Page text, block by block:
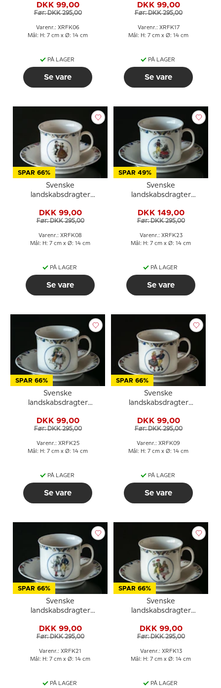
Gästrikland
DKK 99,00
Før: DKK 295,00
Varenr.: XRFK06
Mål: H: 7 cm x Ø: 14 cm
PÅ LAGER
Se vare
DKK 99,00
Før: DKK 295,00
Varenr.: XRFK17
Mål: H: 7 cm x Ø: 14 cm
PÅ LAGER
Se vare
SPAR 66%
Svenske
landskabsdragter
Härjedalen
DKK 99,00
Før: DKK 295,00
Varenr.: XRFK08
Mål: H: 7 cm x Ø: 14 cm
PÅ LAGER
Se vare
SPAR 49%
Svenske
landskabsdragter
DKK 149,00
Før: DKK 295,00
Varenr.: XRFK23
Mål: H: 7 cm x Ø: 14 cm
PÅ LAGER
Se vare
SPAR 66%
Svenske
landskabsdragter
Östergötland
DKK 99,00
Før: DKK 295,00
Varenr.: XRFK25
Mål: H: 7 cm x Ø: 14 cm
PÅ LAGER
Se vare
SPAR 66%
Svenske
landskabsdragter
Hälsingland
DKK 99,00
Før: DKK 295,00
Varenr.: XRFK09
Mål: H: 7 cm x Ø: 14 cm
PÅ LAGER
Se vare
SPAR 66%
Svenske
landskabsdragter
Ångermanland
DKK 99,00
Før: DKK 295,00
Varenr.: XRFK21
Mål: H: 7 cm x Ø: 14 cm
PÅ LAGER
SPAR 66%
Svenske
landskabsdragter
DKK 99,00
Før: DKK 295,00
Varenr.: XRFK13
Mål: H: 7 cm x Ø: 14 cm
PÅ LAGER